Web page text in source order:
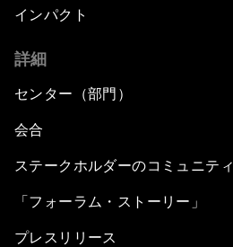
インパクト
詳細
センター（部門）
会合
ステークホルダーのコミュニティ
「フォーラム・ストーリー」
プレスリリース